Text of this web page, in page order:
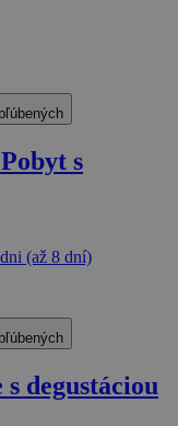
s
(až 8 dní)
degustáciou